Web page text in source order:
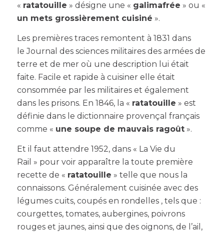
« ratatouille » désigne une « galimafrée » ou «
un mets grossièrement cuisiné ».
Les premières traces remontent à 1831 dans
le Journal des sciences militaires des armées de
terre et de mer où une description lui était
faite. Facile et rapide à cuisiner elle était
consommée par les militaires et également
dans les prisons. En 1846, la « ratatouille » est
définie dans le dictionnaire provençal français
comme « une soupe de mauvais ragoût».
Et il faut attendre 1952, dans « La Vie du
Rail » pour voir apparaître la toute première
recette de « ratatouille » telle que nous la
connaissons. Généralement cuisinée avec des
légumes cuits, coupés en rondelles , tels que :
courgettes, tomates, aubergines, poivrons
rouges et jaunes, ainsi que des oignons, de l’ail,